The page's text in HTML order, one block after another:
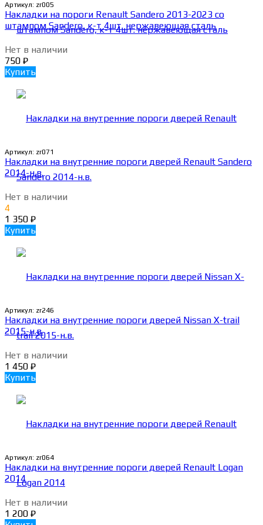
Артикул: zr005
Накладки на пороги Renault Sandero 2013-2023 со
штампом Sandero, к-т 4шт. нержавеющая сталь
Нет в наличии
750 ₽
Купить
Артикул: zr071
Накладки на внутренние пороги дверей Renault Sandero
2014-н.в.
Нет в наличии
4
1 350 ₽
Купить
Артикул: zr246
Накладки на внутренние пороги дверей Nissan X-trail
2015-н.в.
Нет в наличии
1 450 ₽
Купить
Артикул: zr064
Накладки на внутренние пороги дверей Renault Logan
2014
Нет в наличии
1 200 ₽